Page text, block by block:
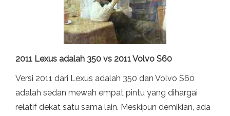
2011 Lexus adalah 350 vs 2011 Volvo S60
Versi 2011 dari Lexus adalah 350 dan Volvo S60
adalah sedan mewah empat pintu yang dihargai
relatif dekat satu sama lain. Meskipun demikian, ada